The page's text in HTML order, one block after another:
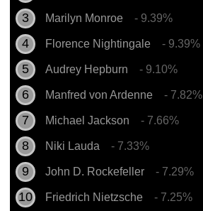
Marilyn Monroe - 9.39%
Florence Nightingale - 9.39%
Audrey Hepburn - 9.10%
Manfred von Ardenne - 7.82%
Michael Jackson - 7.66%
Niki Lauda - 7.33%
John D. Rockefeller - 7.29%
Friedrich Nietzsche - 7.25%